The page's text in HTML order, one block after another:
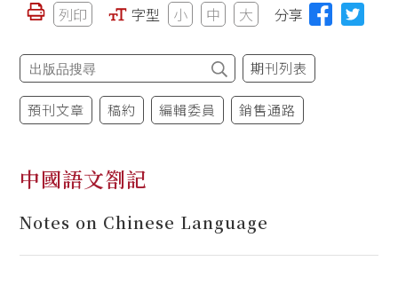
列印 字型 小 中 大 分享
期刊列表
預刊文章 稿約 編輯委員 銷售通路
中國語文劄記
Notes on Chinese Language